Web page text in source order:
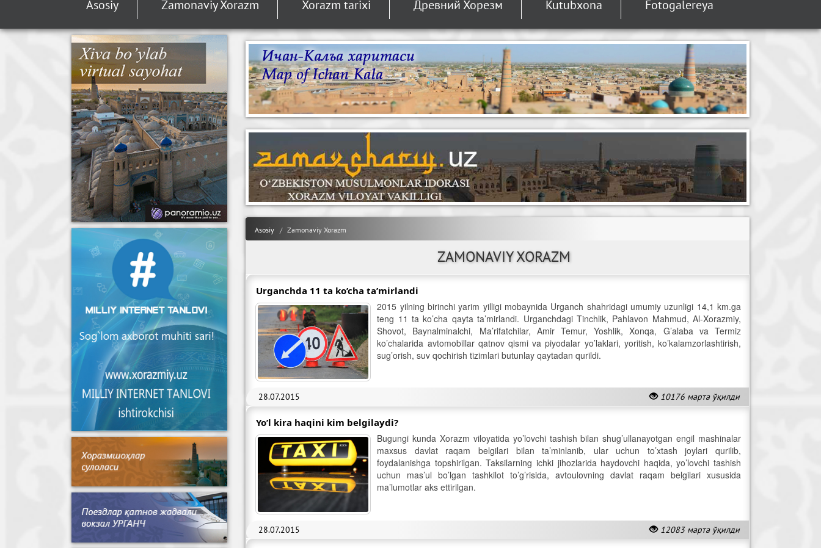
Asosiy Zamonaviy Xorazm Xorazm tarixi Древний Хорезм Kutubxona Fotogalereya
Asosiy Zamonaviy Xorazm
ZAMONAVIY XORAZM
Urganchda 11 ta ko’cha ta’mirlandi
28.07.2015 10176 марта ўқилди
2015 yilning birinchi yarim yilligi mobaynida Urganch shahridagi umumiy uzunligi 14,1 km.ga
teng 11 ta ko’cha qayta ta’mirlandi. Urganchdagi Tinchlik, Pahlavon Mahmud, Al-Xorazmiy,
Shovot, Baynalminalchi, Ma’rifatchilar, Amir Temur, Yoshlik, Xonqa, G’alaba va Termiz
ko’chalarida avtomobillar qatnov qismi va piyodalar yo’laklari, yoritish, ko’kalamzorlashtirish,
sug’orish, suv qochirish tizimlari butunlay qaytadan qurildi.
Yo’l kira haqini kim belgilaydi?
28.07.2015 12083 марта ўқилди
Bugungi kunda Xorazm viloyatida yo’lovchi tashish bilan shug’ullanayotgan engil mashinalar
maxsus davlat raqam belgilari bilan ta’minlanib, ular uchun to’xtash joylari qurilib,
foydalanishga topshirilgan. Taksilarning ichki jihozlarida haydovchi haqida, yo’lovchi tashish
uchun mas’ul bo’lgan tashkilot to’g’risida, avtoulovning davlat raqam belgilari xususida
ma’lumotlar aks ettirilgan.